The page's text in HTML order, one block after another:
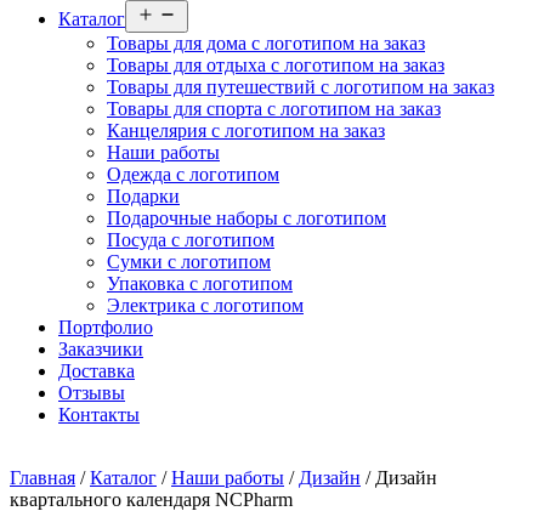
Каталог
меню
Товары для дома с логотипом на заказ
Товары для отдыха с логотипом на заказ
Товары для путешествий с логотипом на заказ
Товары для спорта с логотипом на заказ
Канцелярия с логотипом на заказ
Наши работы
Одежда с логотипом
Подарки
Подарочные наборы с логотипом
Посуда с логотипом
Сумки с логотипом
Упаковка с логотипом
Электрика с логотипом
Портфолио
Заказчики
Доставка
Отзывы
Контакты
Главная /Каталог /Наши работы / Дизайн / Дизайн
квартального календаря NCPharm